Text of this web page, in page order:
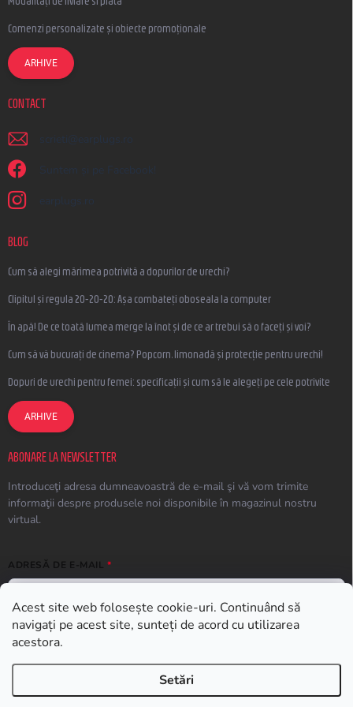
Acest site web folosește cookie-uri. Continuând să
navigați pe acest site, sunteți de acord cu utilizarea
acestora.
Setări
Comenzi personalizate și obiecte promoționale
ARHIVE
CONTACT
scrieti @ earplugs.ro
Suntem și pe Facebook!
earplugs.ro
BLOG
Cum să alegi mărimea potrivită a dopurilor de urechi?
Clipitul și regula 20-20-20: Așa combateți oboseala la computer
În apă! De ce toată lumea merge la înot și de ce ar trebui să o faceți și voi?
Cum să vă bucurați de cinema? Popcorn, limonadă și protecție pentru urechi!
Dopuri de urechi pentru femei: specificații și cum să le alegeți pe cele potrivite
ARHIVE
ABONARE LA NEWSLETTER
Introduceţi adresa dumneavoastră de e-mail şi vă vom trimite
informaţii despre produsele noi disponibile în magazinul nostru
virtual.
ADRESĂ DE E-MAIL
ABONARE